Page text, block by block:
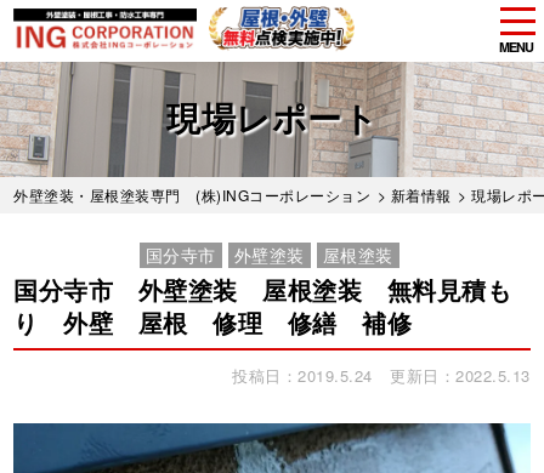
Skip
to
main
content
MENU
現場レポート
外壁塗装・屋根塗装専門 (株)INGコーポレーション > 新着情報 >現場レポ
国分寺市 外壁塗装 屋根塗装
国分寺市 外壁塗装 屋根塗装 無料見積も
り 外壁 屋根 修理 修繕 補修
投稿日：2019.5.24 更新日：2022.5.13